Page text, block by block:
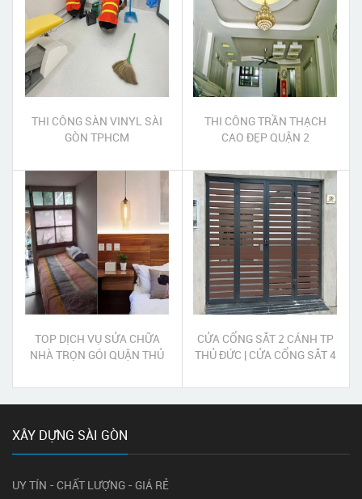
THI CÔNG SÀN VINYL SÀI
GÒN TPHCM
THI CÔNG TRẦN THẠCH
CAO ĐẸP QUẬN 2
TOP DỊCH VỤ SỬA CHỮA
NHÀ TRỌN GÓI QUẬN THỦ
CỬA CỔNG SẮT 2 CÁNH TP
THỦ ĐỨC | CỬA CỔNG SẮT 4
XÂY DỰNG SÀI GÒN
UY TÍN - CHẤT LƯỢNG - GIÁ RẺ